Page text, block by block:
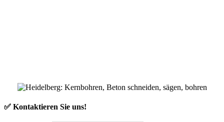
✅ Kontaktieren Sie uns!